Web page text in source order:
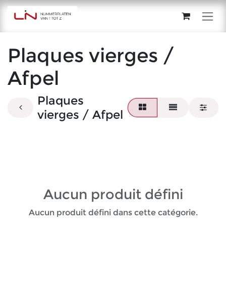
Se rendre au contenu
Plaques vierges /
Afpel
Plaques
vierges / Afpel
Aucun produit défini
Aucun produit défini dans cette catégorie.